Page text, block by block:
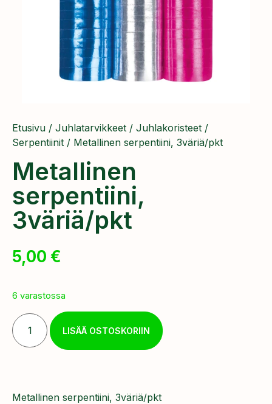
Etusivu / Juhlatarvikkeet / Juhlakoristeet /
Serpentiinit / Metallinen serpentiini, 3väriä/pkt
Metallinen
serpentiini,
3väriä/pkt
5,00 €
6 varastossa
LISÄÄ OSTOSKORIIN
Metallinen serpentiini, 3väriä/pkt